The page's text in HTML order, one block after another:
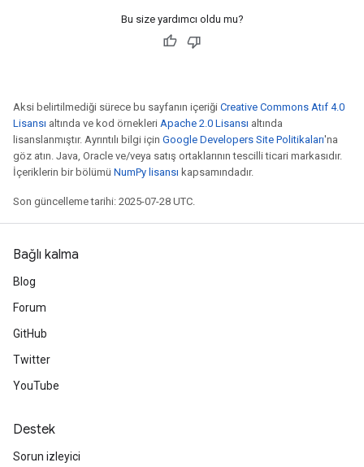
Bu size yardımcı oldu mu?
Aksi belirtilmediği sürece bu sayfanın içeriği Creative Commons Atıf 4.0
Lisansı altında ve kod örnekleri Apache 2.0 Lisansı altında
lisanslanmıştır. Ayrıntılı bilgi için Google Developers Site Politikaları'na
göz atın. Java, Oracle ve/veya satış ortaklarının tescilli ticari markasıdır.
İçeriklerin bir bölümü NumPy lisansı kapsamındadır.
Son güncelleme tarihi: 2025-07-28 UTC.
Bağlı kalma
Blog
Forum
GitHub
Twitter
YouTube
Destek
Sorun izleyici